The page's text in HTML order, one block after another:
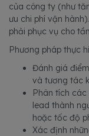
của công ty (như
ưu chi phí vận
phải phục vụ cho
Phương pháp thực
Đánh giá
và tương tác
Phân tích
lead thành
hoặc tốc độ
Xác định